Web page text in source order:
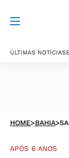
ÚLTIMAS NOTÍCIAS
HOME>BAHIA>
APÓS 6 ANOS